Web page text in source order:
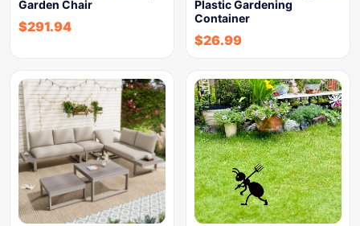
Garden Chair
$291.94
Plastic Gardening
Container
$26.99